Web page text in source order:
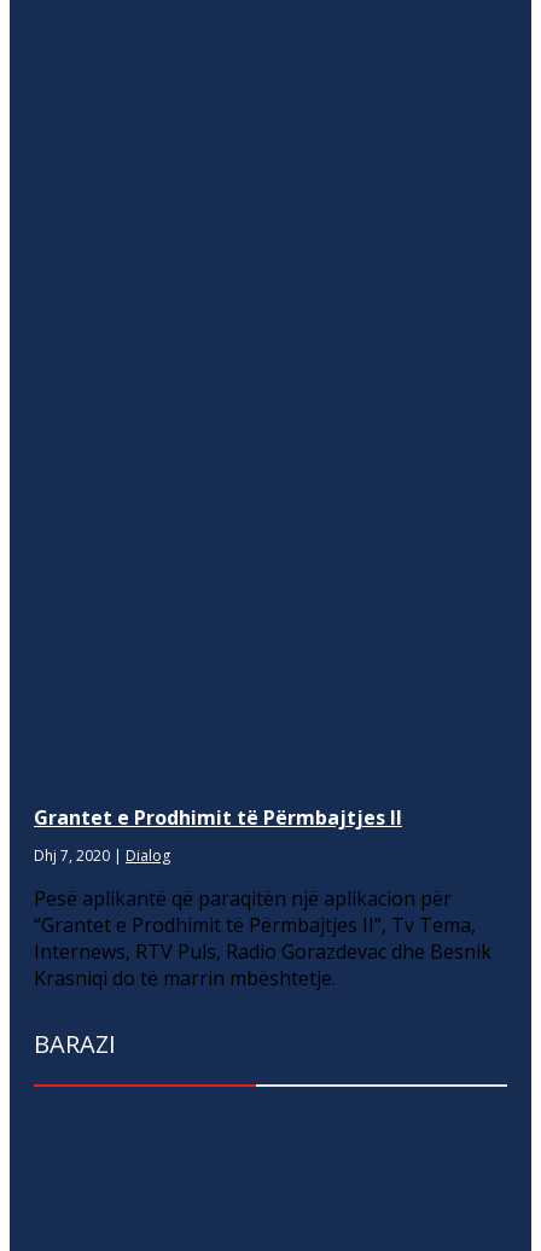
Grantet e Prodhimit të Përmbajtjes II
Dhj 7, 2020 | Dialog
Pesë aplikantë që paraqitën një aplikacion për
“Grantet e Prodhimit të Përmbajtjes II”, Tv Tema,
Internews, RTV Puls, Radio Gorazdevac dhe Besnik
Krasniqi do të marrin mbështetje.
BARAZI